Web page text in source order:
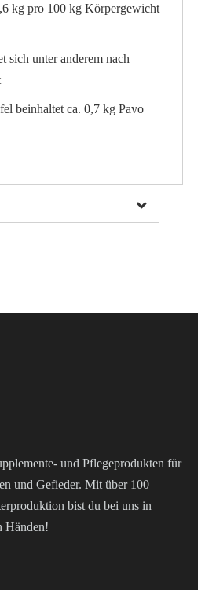
kg pro 100 kg Körpergewicht
sich unter anderem nach
beinhaltet ca. 0,7 kg Pavo
und Pflegeprodukten für
und Gefieder. Mit über 100
bist du bei uns in
Händen!